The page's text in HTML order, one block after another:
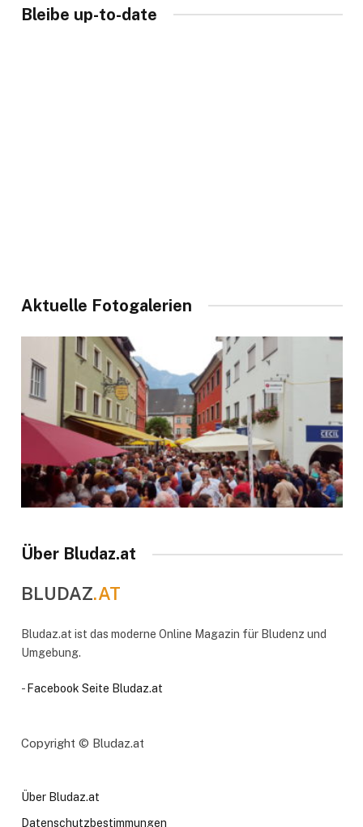
Bleibe up-to-date
Aktuelle Fotogalerien
Über Bludaz.at
BLUDAZ.AT
Bludaz.at ist das moderne Online Magazin für Bludenz und
Umgebung.
- Facebook Seite Bludaz.at
Copyright © Bludaz.at
Über Bludaz.at
Datenschutzbestimmungen